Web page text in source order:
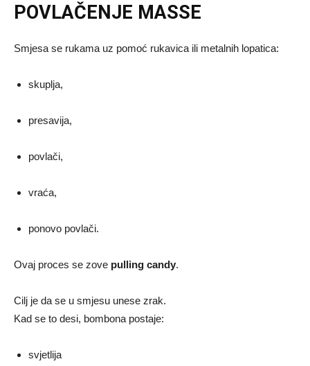
POVLAČENJE MASSE
Smjesa se rukama uz pomoć rukavica ili metalnih lopatica:
skuplja,
presavija,
povlači,
vraća,
ponovo povlači.
Ovaj proces se zove pulling candy.
Cilj je da se u smjesu unese zrak.
Kad se to desi, bombona postaje:
svjetlija